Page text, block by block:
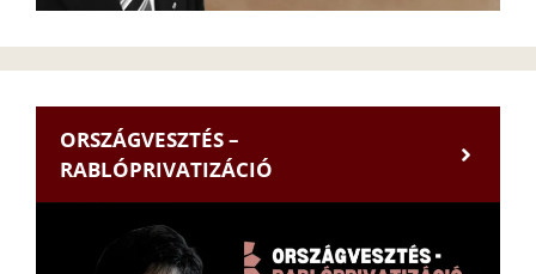
ORSZÁGVESZTÉS –
RABLÓPRIVATIZÁCIÓ